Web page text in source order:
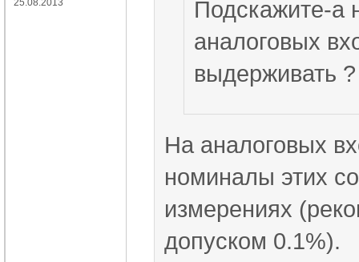
Подскажите-а
аналоговых
выдерживать ?
На аналоговых
номиналы этих
измерениях
допуском 0.1%).